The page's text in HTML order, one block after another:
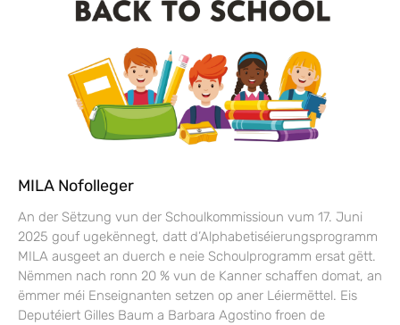
MILA Nofolleger
An der Sëtzung vun der Schoulkommissioun vum 17. Juni
2025 gouf ugekënnegt, datt d’Alphabetiséierungsprogramm
MILA ausgeet an duerch e neie Schoulprogramm ersat gëtt.
Nëmmen nach ronn 20 % vun de Kanner schaffen domat, an
ëmmer méi Enseignanten setzen op aner Léiermëttel. Eis
Deputéiert Gilles Baum a Barbara Agostino froen de